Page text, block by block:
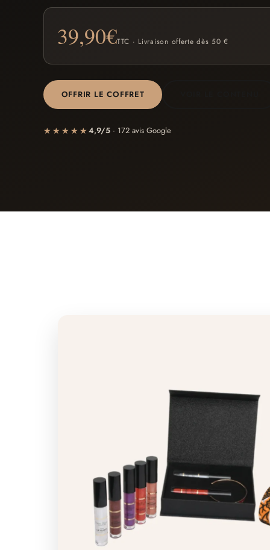
39,90€TTC · Livraison offerte dès 50 €
OFFRIR LE COFFRET
★★★★★ 4,9/5 · 172 avis Google